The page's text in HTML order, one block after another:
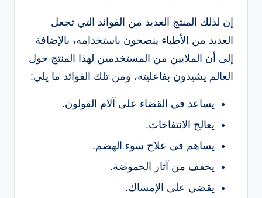
إن لذلك المنتج العديد من الفوائد التي تجعل
العديد من الأطباء ينصحون باستخدامه، بالإضافة
إلى أن الملايين من المستخدمين لهذا المنتج حول
العالم يشيدون بفاعليته، ومن تلك الفوائد ما يلي:
يساعد في القضاء على آلام القولون.
يعالج الانتفاخات.
يساهم في علاج سوء الهضم.
يخفف من آثار الحموضة.
يقضي على الإمساك.